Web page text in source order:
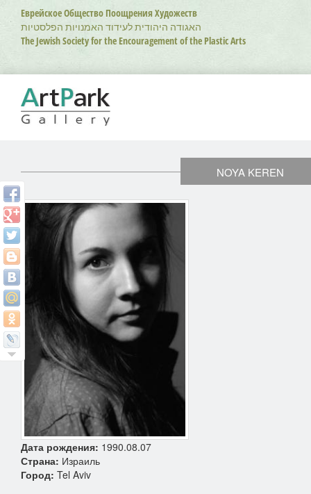
Перейти
основному
содержанию
Еврейское Общество Поощрения Художеств
האגודה היהודית לעידוד האמנויות הפלסטיות
The Jewish Society for the Encouragement of the Plastic Arts
NOYA KEREN
Дата рождения: 1990.08.07
Страна: Израиль
Город: Tel Aviv